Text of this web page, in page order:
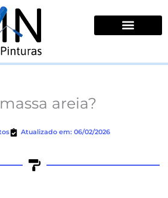
areia?
Atualizado em: 06/02/2026